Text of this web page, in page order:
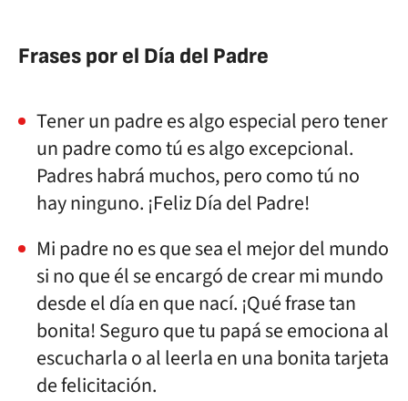
Frases por el Día del Padre
Tener un padre es algo especial pero tener
un padre como tú es algo excepcional.
Padres habrá muchos, pero como tú no
hay ninguno. ¡Feliz Día del Padre!
Mi padre no es que sea el mejor del mundo
si no que él se encargó de crear mi mundo
desde el día en que nací. ¡Qué frase tan
bonita! Seguro que tu papá se emociona al
escucharla o al leerla en una bonita tarjeta
de felicitación.